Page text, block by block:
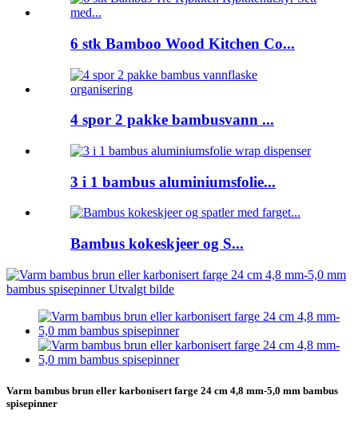
6 stk Bamboo Wood Kitchen Co...
4 spor 2 pakke bambusvann ...
3 i 1 bambus aluminiumsfolie...
Bambus kokeskjeer og S...
Varm bambus brun eller karbonisert farge 24 cm 4,8 mm-5,0 mm bambus
spisepinner